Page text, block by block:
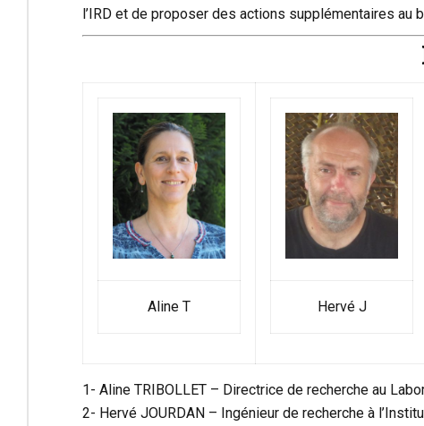
l’IRD et de proposer des actions supplémentaires au
Aline T Hervé J
1- Aline TRIBOLLET – Directrice de recherche au
2- Hervé JOURDAN – Ingénieur de recherche à